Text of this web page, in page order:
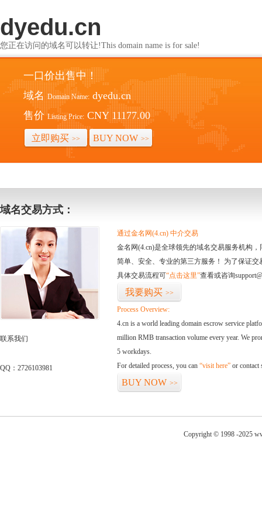
dyedu.cn
您正在访问的域名可以转让!This domain name is for sale!
一口价出售中！
域名 Domain Name: dyedu.cn
售价 Listing Price: CNY 11177.00
立即购买 >> BUY NOW >>
域名交易方式：
联系我们
QQ：2726103981
通过金名网(4.cn) 中介交易
金名网(4.cn)是全球领先的域名交易服务机构
简单、安全、专业的第三方服务！ 为了保证
具体交易流程可“点击这里”查看或咨询
我要购买 >>
Process Overview:
4.cn is a world leading domain escrow service
million RMB transaction volume every year. We
5 workdays.
For detailed process, you can “visit here” or contact
BUY NOW >>
Copyright © 1998 -2025